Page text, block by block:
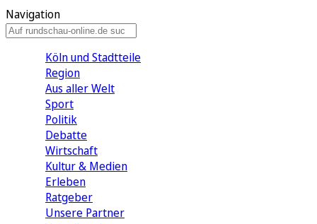
Navigation
Köln und Stadtteile
Region
Aus aller Welt
Sport
Politik
Debatte
Wirtschaft
Kultur & Medien
Erleben
Ratgeber
Unsere Partner